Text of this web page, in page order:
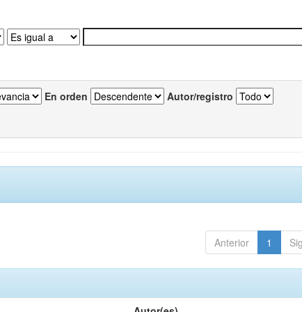
En orden Autor/registro
Anterior 1